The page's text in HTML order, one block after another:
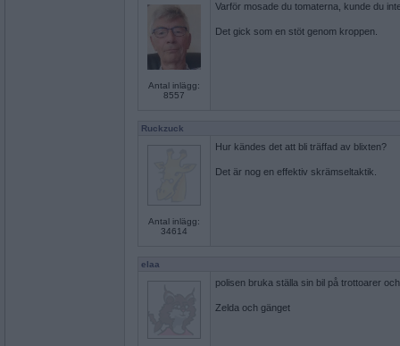
Antal inlägg:
8557
Varför mosade du tomaterna, kunde du
Det gick som en stöt genom kroppen.
Ruckzuck
Antal inlägg:
34614
Hur kändes det att bli träffad av blixten?
Det är nog en effektiv skrämseltaktik.
elaa
polisen bruka ställa sin bil på trottoarer
Zelda och gänget